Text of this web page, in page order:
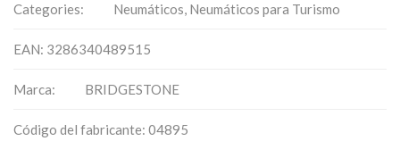
Categories: Neumáticos, Neumáticos para Turismo
EAN: 3286340489515
Marca: BRIDGESTONE
Código del fabricante: 04895